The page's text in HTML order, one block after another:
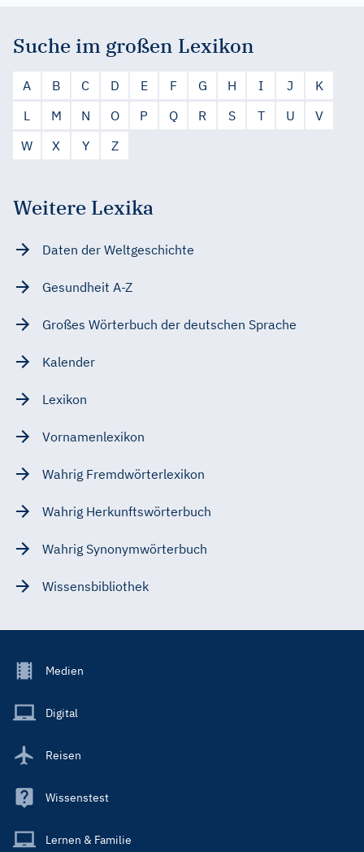
Suche im großen Lexikon
A B C D E F G H I J
K
L
M N O P Q R S T U
V
W
X Y Z
Weitere Lexika
Daten der Weltgeschichte
Gesundheit A-Z
Großes Wörterbuch der deutschen Sprache
Kalender
Lexikon
Vornamenlexikon
Wahrig Fremdwörterlexikon
Wahrig Herkunftswörterbuch
Wahrig Synonymwörterbuch
Wissensbibliothek
Footer
Main
Medien
Digital
Reisen
Wissenstest
Lernen & Familie